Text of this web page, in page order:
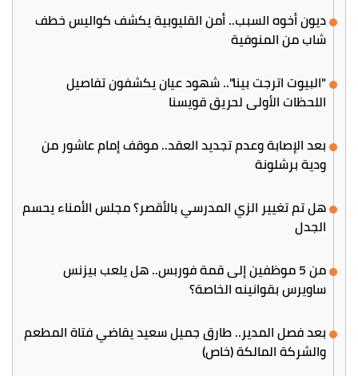
ديون أخوه السبب.. أمن القليوبية يكشف كواليس خطف
شاب من المنوفية
"البيوت اترجت بينا".. شهود عيان يكشفون تفاصيل
اللحظات الأولى لحريق قويسنا
بعد الإصابة وعدم تجديد العقد.. موقف إمام عاشور من
ودية برشلونة
هل تم تغيير الزي المدرسي بالأقصر؟ مجلس الأمناء يحسم
الجدل
من 5 موظفين إلى قمة فوربس.. هل يلعب بيزنس
ساويرس بقوانينه الخاصة؟
بعد فصل المدير.. طارق جميل سعيد يقاضي فتاة المطعم
والشركة المالكة (خاص)